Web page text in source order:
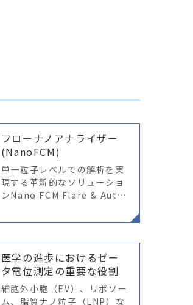
フローナノアナライザー
(NanoFCM)
単一粒子レベルでの解析を実
現する革新的なソリューショ
ンNano FCM Flare & Auto
の解析を実現する革新的なソ
re
医学の進歩におけるゼー
タ電位測定の重要な役割
細胞外小胞（EV）、リポソー
ム、脂質ナノ粒子（LNP）な